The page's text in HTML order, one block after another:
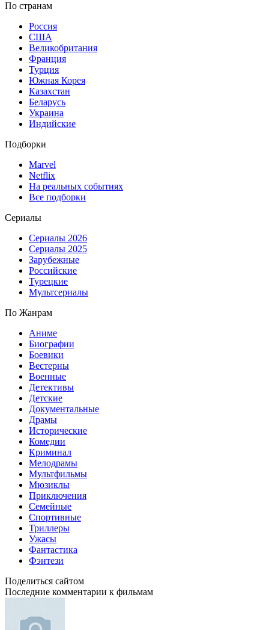
По странам
Россия
США
Великобритания
Франция
Турция
Южная Корея
Казахстан
Беларусь
Украина
Индийские
Подборки
Marvel
Netflix
На реальных событиях
Все подборки
Сериалы
Сериалы 2026
Сериалы 2025
Зарубежные
Российские
Турецкие
Мультсериалы
По Жанрам
Аниме
Биографии
Боевики
Вестерны
Военные
Детективы
Детские
Документальные
Драмы
Исторические
Комедии
Криминал
Мелодрамы
Мультфильмы
Мюзиклы
Приключения
Семейные
Спортивные
Триллеры
Ужасы
Фантастика
Фэнтези
Поделиться сайтом
Последние комментарии к фильмам